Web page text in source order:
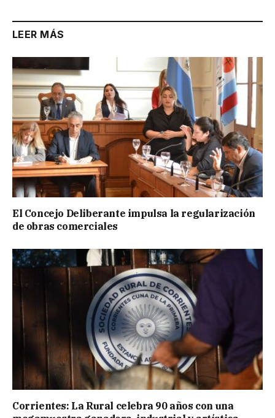
LEER MÁS
El Concejo Deliberante impulsa la regularización
de obras comerciales
Corrientes: La Rural celebra 90 años con una